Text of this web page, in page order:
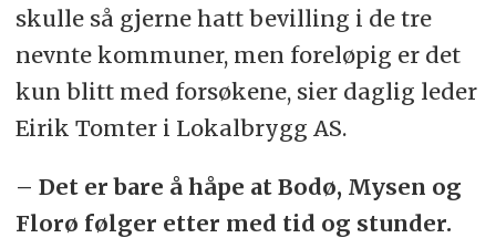
skulle så gjerne hatt bevilling i de tre
nevnte kommuner, men foreløpig er det
kun blitt med forsøkene, sier daglig leder
Eirik Tomter i Lokalbrygg AS.
– Det er bare å håpe at Bodø, Mysen og
Florø følger etter med tid og stunder.